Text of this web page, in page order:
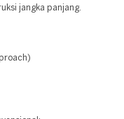
jangka panjang.